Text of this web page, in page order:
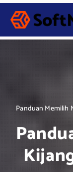
S
p
Panduan Memilih